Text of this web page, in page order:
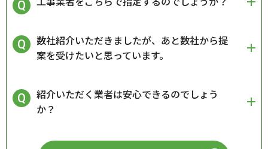
数社紹介いただきましたが、あと数社から提
案を受けたいと思っています。
紹介いただく業者は安心できるのでしょう
か？